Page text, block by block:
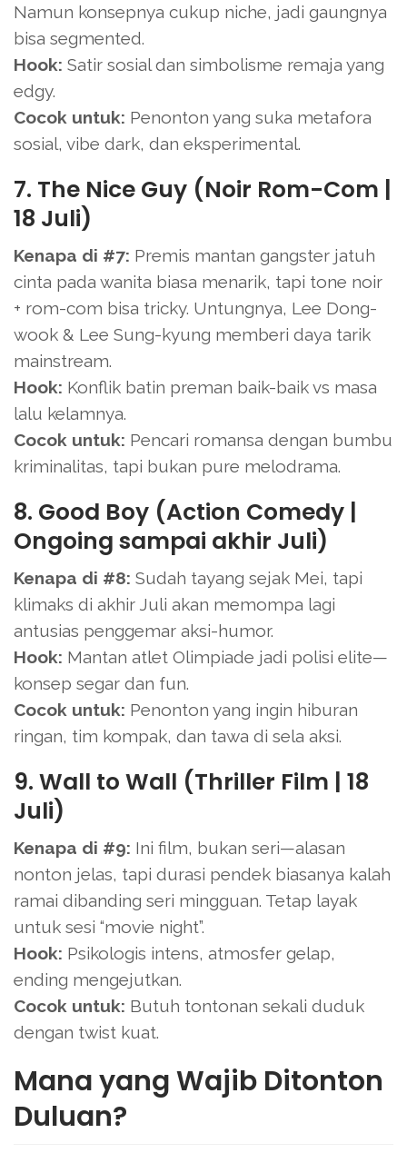
Namun konsepnya cukup niche, jadi gaungnya
bisa segmented.
Hook: Satir sosial dan simbolisme remaja yang
edgy.
Cocok untuk: Penonton yang suka metafora
sosial, vibe dark, dan eksperimental.
7. The Nice Guy (Noir Rom-Com |
18 Juli)
Kenapa di #7: Premis mantan gangster jatuh
cinta pada wanita biasa menarik, tapi tone noir
+ rom-com bisa tricky. Untungnya, Lee Dong-
wook & Lee Sung-kyung memberi daya tarik
mainstream.
Hook: Konflik batin preman baik-baik vs masa
lalu kelamnya.
Cocok untuk: Pencari romansa dengan bumbu
kriminalitas, tapi bukan pure melodrama.
8. Good Boy (Action Comedy |
Ongoing sampai akhir Juli)
Kenapa di #8: Sudah tayang sejak Mei, tapi
klimaks di akhir Juli akan memompa lagi
antusias penggemar aksi-humor.
Hook: Mantan atlet Olimpiade jadi polisi elite—
konsep segar dan fun.
Cocok untuk: Penonton yang ingin hiburan
ringan, tim kompak, dan tawa di sela aksi.
9. Wall to Wall (Thriller Film | 18
Juli)
Kenapa di #9: Ini film, bukan seri—alasan
nonton jelas, tapi durasi pendek biasanya kalah
ramai dibanding seri mingguan. Tetap layak
untuk sesi “movie night”.
Hook: Psikologis intens, atmosfer gelap,
ending mengejutkan.
Cocok untuk: Butuh tontonan sekali duduk
dengan twist kuat.
Mana yang Wajib Ditonton
Duluan?